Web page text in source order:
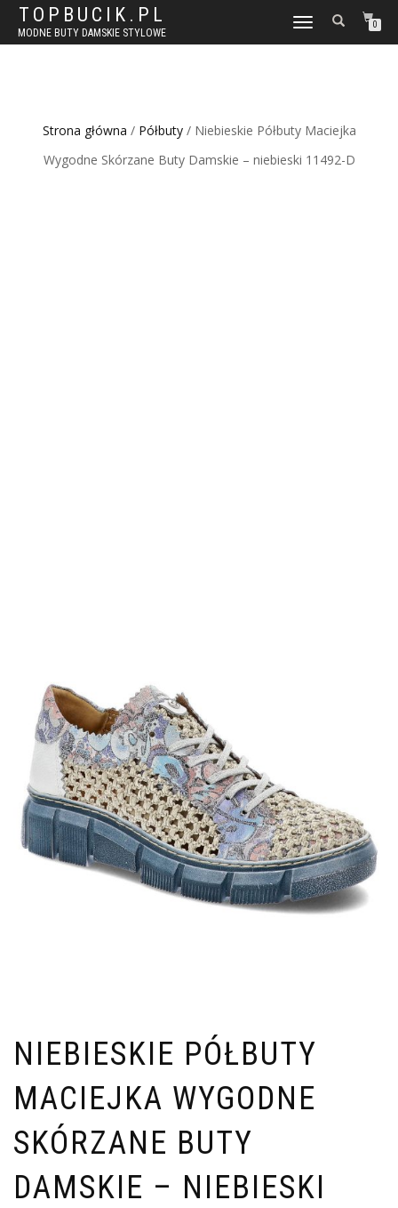
TOPBUCIK.PL
MODNE BUTY DAMSKIE STYLOWE
WŁĄCZ
NAWIGACJĘ
0
Strona główna / Półbuty/ Niebieskie Półbuty Maciejka
Wygodne Skórzane Buty Damskie – niebieski 11492-D
NIEBIESKIE PÓŁBUTY
MACIEJKA WYGODNE
SKÓRZANE BUTY
DAMSKIE – NIEBIESKI